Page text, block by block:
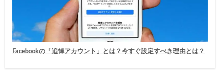
Facebookの「追悼アカウント」とは？今すぐ設定すべき理由とは？